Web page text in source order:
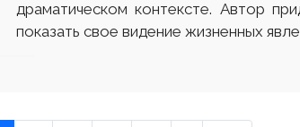
драматическом контексте. Автор
показать свое видение жизненных